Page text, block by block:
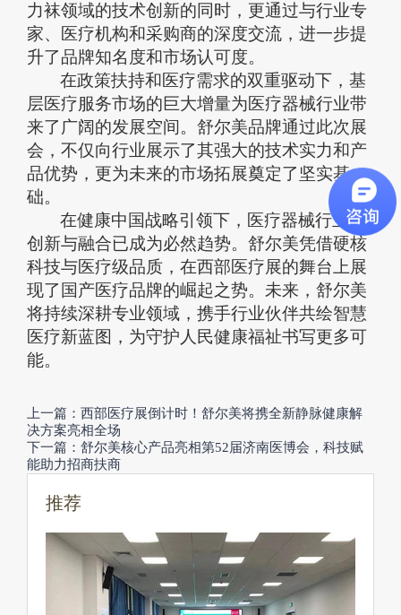
力袜领域的技术创新的同时 ，更通过与行业专
家、医疗机构和采购商的深度交流，进一步提
升了品牌知名度和市场认可度。
在政策扶持和医疗需求的双重驱动下，基
层医疗服务市场的巨大增量为医疗器械行业带
来了广阔的发展空间。舒尔美品牌通过此次展
会，不仅向行业展示了其强大的技术实力和产
品优势，更为未来的市场拓展奠定了坚实基
础。
在健康中国战略引领下，医疗器械行业的
创新与融合已成为必然趋势。舒尔美凭借硬核
科技与医疗级品质，在西部医疗展的舞台上展
现了国产医疗品牌的崛起之势。未来，舒尔美
将持续深耕专业领域，携手行业伙伴共绘智慧
医疗新蓝图，为守护人民健康福祉书写更多可
能。
上一篇：西部医疗展倒计时！舒尔美将携全新静脉健康解
决方案亮相全场
下一篇：舒尔美核心产品亮相第52届济南医博会，科技赋
能助力招商扶商
推荐